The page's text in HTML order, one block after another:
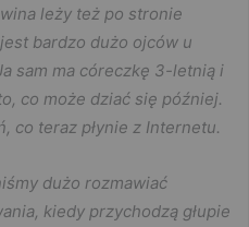
leży też po stronie
bardzo dużo ojców u
sam ma córeczkę 3-letnią i
co może dziać się później.
co teraz płynie z Internetu.
dużo rozmawiać
kiedy przychodzą głupie